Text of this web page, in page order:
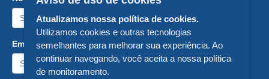
Email:
Atualizamos nossa política de cookies.
Utilizamos cookies e outras tecnologias
semelhantes para melhorar sua experiência. Ao
continuar navegando, você aceita a nossa política
de monitoramento.